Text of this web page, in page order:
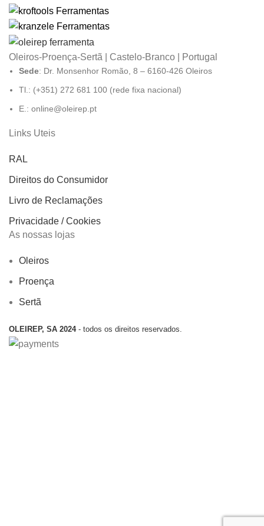
Oleiros-Proença-Sertã | Castelo-Branco | Portugal
Sede: Dr. Monsenhor Romão, 8 – 6160-426 Oleiros
Tl.: (+351) 272 681 100 (rede fixa nacional)
E.: online@oleirep.pt
Links Uteis
RAL
Direitos do Consumidor
Livro de Reclamações
Privacidade / Cookies
As nossas lojas
Oleiros
Proença
Sertã
OLEIREP, SA 2024 - todos os direitos reservados.